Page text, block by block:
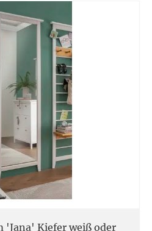
'Jana' Kiefer weiß oder